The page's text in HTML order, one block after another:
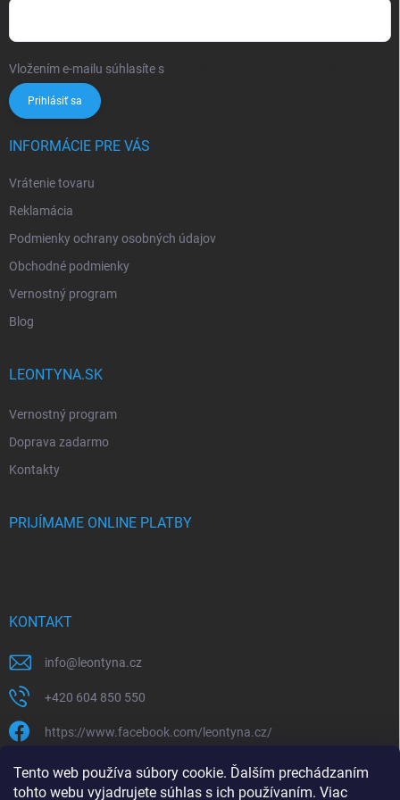
Tento web používa súbory cookie. Ďalším prechádzaním
tohto webu vyjadrujete súhlas s ich používaním. Viac
Vložením e-mailu súhlasíte s
Prihlásiť sa
INFORMÁCIE PRE VÁS
Vrátenie tovaru
Reklamácia
Podmienky ochrany osobných údajov
Obchodné podmienky
Vernostný program
Blog
LEONTYNA.SK
Vernostný program
Doprava zadarmo
Kontakty
PRIJÍMAME ONLINE PLATBY
KONTAKT
info@ leontyna.cz
+420 604 850 550
https://www.facebook.com/leontyna.cz/
leontyna.cz